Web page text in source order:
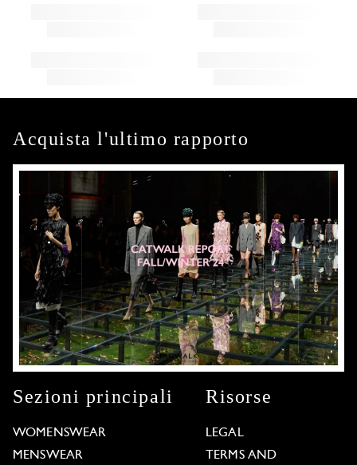
Acquista l'ultimo rapporto
Sezioni principali
WOMENSWEAR
MENSWEAR
Risorse
LEGAL
TERMS AND